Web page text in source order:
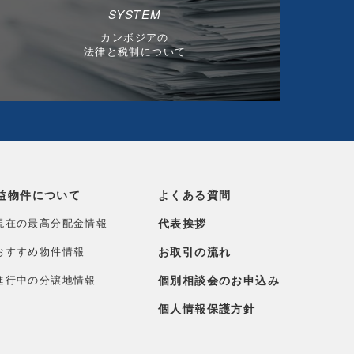
SYSTEM
カンボジアの
法律と税制について
物件について
在の最高分配金情報
すすめ物件情報
行中の分譲地情報
よくある質問
代表挨拶
お取引の流れ
個別相談会のお申込み
個人情報保護方針